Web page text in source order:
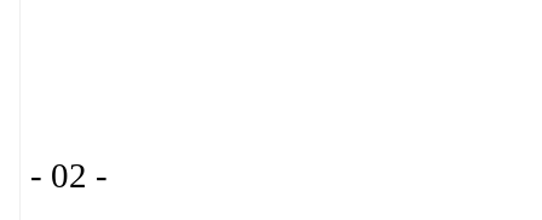
- 02 -